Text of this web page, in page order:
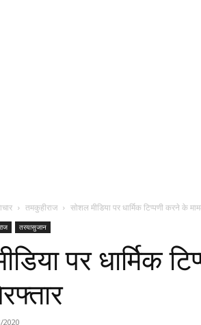
तमकुहीराज सोशल मीडिया पर धार्मिक टिप्पणी करने के
तरयासुजान
पर धार्मिक
2020